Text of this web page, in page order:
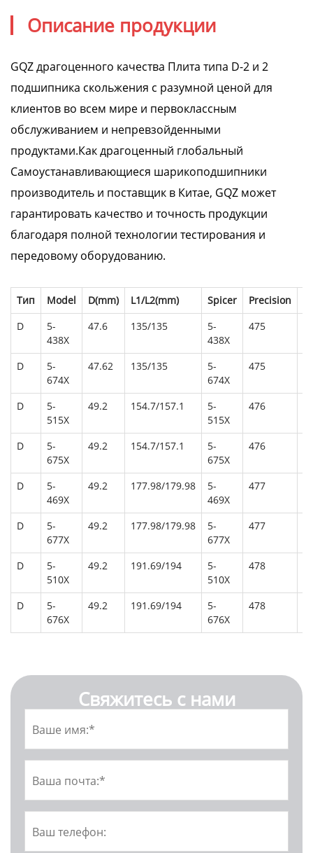
Описание продукции
GQZ драгоценного качества Плита типа D-2 и 2
подшипника скольжения с разумной ценой для
клиентов во всем мире и первоклассным
обслуживанием и непревзойденными
продуктами.Как драгоценный глобальный
Самоустанавливающиеся шарикоподшипники
производитель и поставщик в Китае, GQZ может
гарантировать качество и точность продукции
благодаря полной технологии тестирования и
передовому оборудованию.
Тип Model D(mm) L1/L2(mm) Spicer Precision
D
5-
438X
47.6 135/135
5-
438X
475
D
5-
674X
47.62 135/135
5-
674X
475
D
5-
515X
49.2 154.7/157.1
5-
515X
476
D
5-
675X
49.2 154.7/157.1
5-
675X
476
D
5-
469X
49.2 177.98/179.98
5-
469X
477
D
5-
677X
49.2 177.98/179.98
5-
677X
477
D
5-
510X
49.2 191.69/194
5-
510X
478
D
5-
676X
49.2 191.69/194
5-
676X
478
Свяжитесь с нами